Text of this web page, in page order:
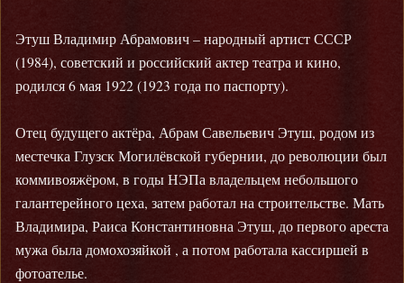
Этуш Владимир Абрамович – народный артист СССР
(1984), советский и российский актер театра и кино,
родился 6 мая 1922 (1923 года по паспорту).
Отец будущего актёра, Абрам Савельевич Этуш, родом из
местечка Глузск Могилёвской губернии, до революции был
коммивояжёром, в годы НЭПа владельцем небольшого
галантерейного цеха, затем работал на строительстве. Мать
Владимира, Раиса Константиновна Этуш, до первого ареста
мужа была домохозяйкой , а потом работала кассиршей в
фотоателье.